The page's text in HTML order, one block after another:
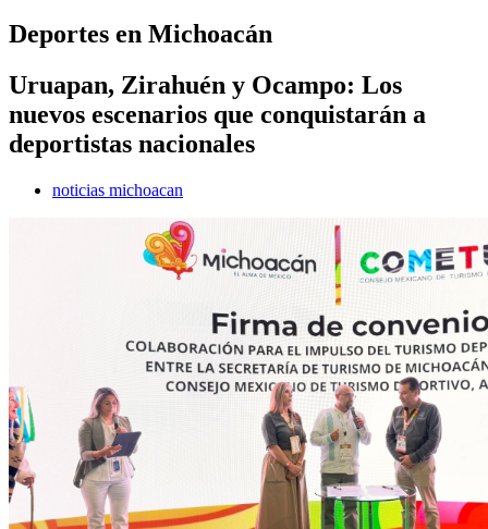
Deportes en Michoacán
Uruapan, Zirahuén y Ocampo: Los
nuevos escenarios que conquistarán a
deportistas nacionales
noticias michoacan